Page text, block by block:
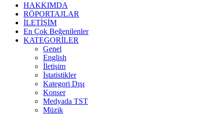
HAKKIMDA
RÖPORTAJLAR
İLETİŞİM
En Çok Beğenilenler
KATEGORİLER
Genel
English
İletişim
İstatistikler
Kategori Dışı
Konser
Medyada TST
Müzik